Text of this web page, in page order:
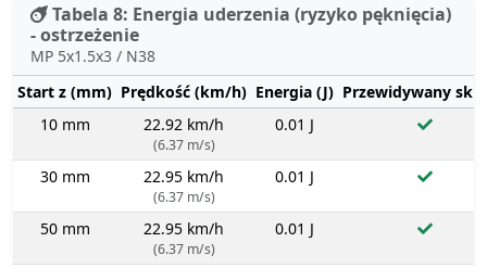
Tabela 8: Energia uderzenia (ryzyko pęknięcia)
- ostrzeżenie
MP 5x1.5x3 / N38
Start z (mm) Prędkość (km/h) Energia (J) Przewidywany
10 mm
22.92 km/h
(6.37 m/s)
0.01 J
30 mm 22.95 km/h
(6.37 m/s)
0.01 J
50 mm 22.95 km/h
(6.37 m/s)
0.01 J